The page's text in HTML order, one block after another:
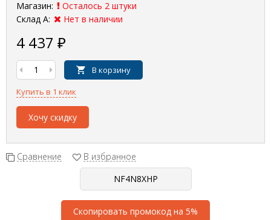
Магазин:
Осталось 2 штуки
Склад А:
Нет в наличии
4 437 ₽
В корзину
Купить в 1 клик
Хочу скидку
Сравнение В избранное
Скопировать промокод на 5%